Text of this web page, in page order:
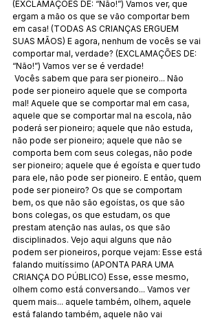
(EXCLAMAÇÕES DE: “Não!”) Vamos ver, que
ergam a mão os que se vão comportar bem
em casa! (TODAS AS CRIANÇAS ERGUEM
SUAS MÃOS) E agora, nenhum de vocês se vai
comportar mal, verdade? (EXCLAMAÇÕES DE:
“Não!”) Vamos ver se é verdade!
pode ser pioneiro aquele que se comporta
mal! Aquele que se comportar mal em casa,
aquele que se comportar mal na escola, não
poderá ser pioneiro; aquele que não estuda,
não pode ser pioneiro; aquele que não se
comporta bem com seus colegas, não pode
ser pioneiro; aquele que é egoísta e quer tudo
para ele, não pode ser pioneiro. E então, quem
pode ser pioneiro? Os que se comportam
bem, os que não são egoístas, os que são
bons colegas, os que estudam, os que
prestam atenção nas aulas, os que são
disciplinados. Vejo aqui alguns que não
podem ser pioneiros, porque vejam: Esse está
falando muitíssimo (APONTA PARA UMA
CRIANÇA DO PÚBLICO) Esse, esse mesmo,
olhem como está conversando... Vamos ver
quem mais... aquele também, olhem, aquele
está falando também, aquele não vai